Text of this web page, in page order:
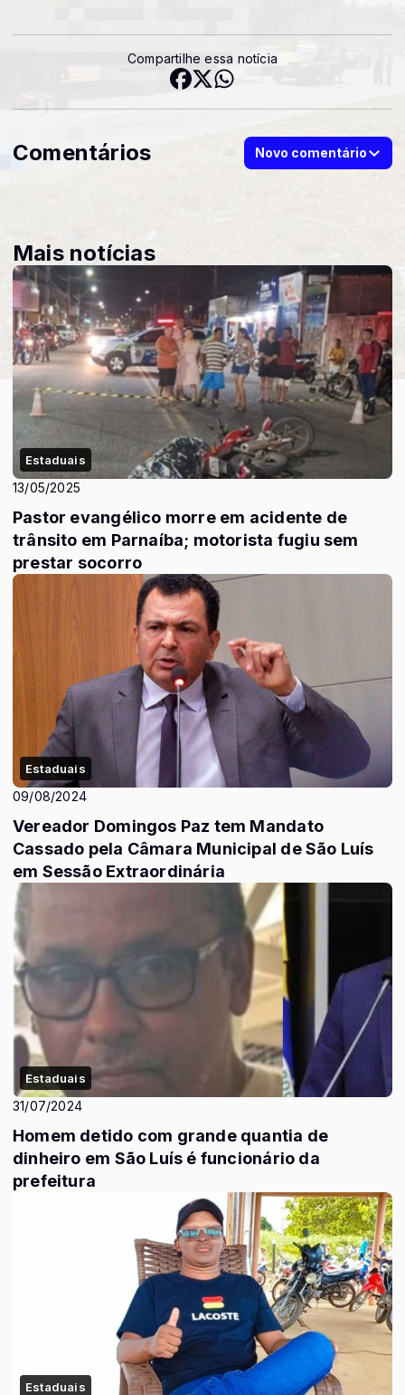
Compartilhe essa notícia
Comentários Novo comentário
Mais notícias
Estaduais
13/05/2025
Pastor evangélico morre em acidente de
trânsito em Parnaíba; motorista fugiu sem
prestar socorro
Estaduais
09/08/2024
Vereador Domingos Paz tem Mandato
Cassado pela Câmara Municipal de São Luís
em Sessão Extraordinária
Estaduais
31/07/2024
Homem detido com grande quantia de
dinheiro em São Luís é funcionário da
prefeitura
Estaduais